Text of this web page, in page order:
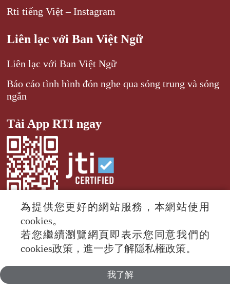
Rti tiếng Việt – Instagram
Liên lạc với Ban Việt Ngữ
Liên lạc với Ban Việt Ngữ
Báo cáo tình hình đón nghe qua sóng trung và sóng
ngắn
Tải App RTI ngay
© 2024 RTI (Radio Taiwan International).
All rights reserved.
為提供您更好的網站服務，本網站使用
cookies。
若您繼續瀏覽網頁即表示您同意我們的
cookies政策，進一步了解隱私權政策。
我了解